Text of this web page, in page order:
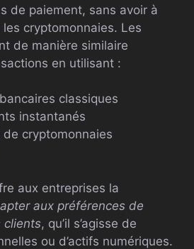
de paiement, sans avoir à
cryptomonnaies. Les
de manière similaire
en utilisant :
classiques
instantanés
cryptomonnaies
aux entreprises la
aux préférences de
clients, qu’il s’agisse de
ou d’actifs numériques.